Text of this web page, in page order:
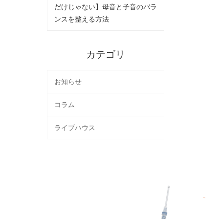
だけじゃない】母音と子音のバラ
ンスを整える方法
カテゴリ
お知らせ
コラム
ライブハウス